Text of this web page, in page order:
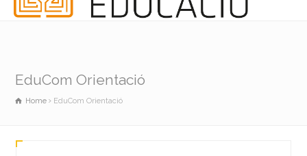
EduCom Orientació
Home EduCom Orientació